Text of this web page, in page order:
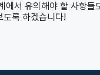
서 유의해야 할 사항
록 하겠습니다!